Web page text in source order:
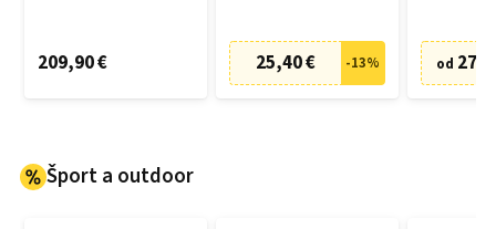
209,90 € 25,40 € -13% od
Šport a outdoor